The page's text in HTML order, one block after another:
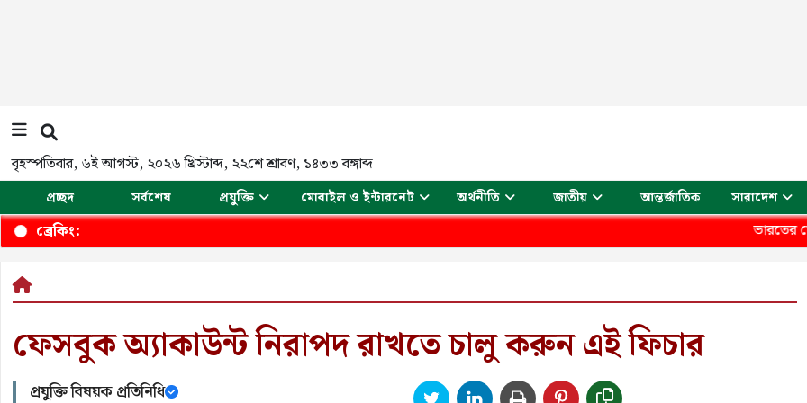
বৃহস্পতিবার,৬ই আগস্ট, ২০২৬ খ্রিস্টাব্দ,২২শে শ্রাবণ, ১৪৩৩ বঙ্গাব্দ
প্রচ্ছদ সর্বশেষ প্রযুক্তি মোবাইল ও ইন্টারনেট অর্থনীতি জাতীয় আন্তর্জাতিক সারাদেশ
ব্রেকিং: ভারতের সেরা
ফেসবুক অ্যাকাউন্ট নিরাপদ রাখতে চালু করুন এই ফিচার
প্রযুক্তি বিষয়ক প্রতিনিধি